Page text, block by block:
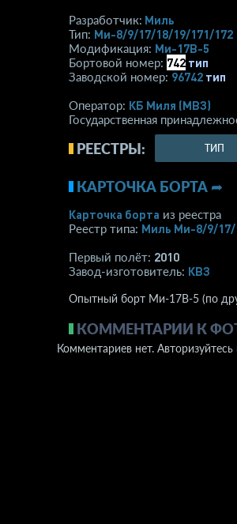
Разработчик: Миль
Тип: Ми-8/9/17/18/19/171/172
Модификация: Ми-17В-5
Бортовой номер: 742 тип
Заводской номер: 96742 тип
Оператор: КБ Миля (МВЗ)
Государственная
РЕЕСТРЫ: ТИП
КАРТОЧКА БОРТА ➦
Карточка борта из реестра
Реестр типа: Миль Ми-8/9/17/
Первый полёт: 2010
Завод-изготовитель: КВЗ
Опытный борт Ми-17В-5 (по
КОММЕНТАРИИ К
Комментариев нет.